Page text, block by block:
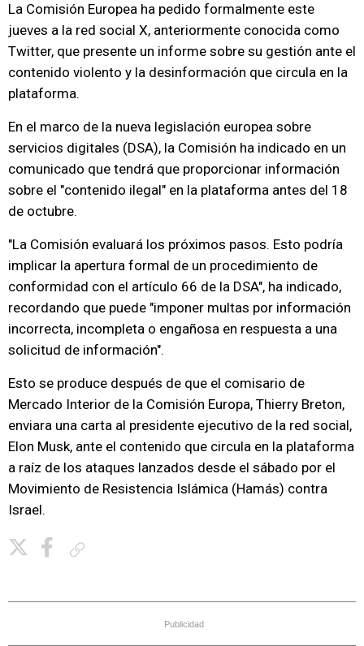
La Comisión Europea ha pedido formalmente este
jueves a la red social X, anteriormente conocida como
Twitter, que presente un informe sobre su gestión ante el
contenido violento y la desinformación que circula en la
plataforma.
En el marco de la nueva legislación europea sobre
servicios digitales (DSA), la Comisión ha indicado en un
comunicado que tendrá que proporcionar información
sobre el "contenido ilegal" en la plataforma antes del 18
de octubre.
"La Comisión evaluará los próximos pasos. Esto podría
implicar la apertura formal de un procedimiento de
conformidad con el artículo 66 de la DSA", ha indicado,
recordando que puede "imponer multas por información
incorrecta, incompleta o engañosa en respuesta a una
solicitud de información".
Esto se produce después de que el comisario de
Mercado Interior de la Comisión Europa, Thierry Breton,
enviara una carta al presidente ejecutivo de la red social,
Elon Musk, ante el contenido que circula en la plataforma
a raíz de los ataques lanzados desde el sábado por el
Movimiento de Resistencia Islámica (Hamás) contra
Israel.
Publicidad